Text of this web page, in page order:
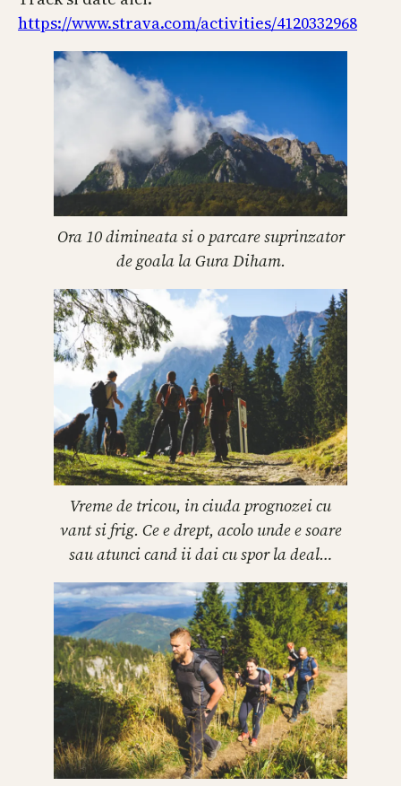
https://www.strava.com/activities/4120332968
Ora 10 dimineata si o parcare suprinzator
de goala la Gura Diham.
Vreme de tricou, in ciuda prognozei cu
vant si frig. Ce e drept, acolo unde e soare
sau atunci cand ii dai cu spor la deal…